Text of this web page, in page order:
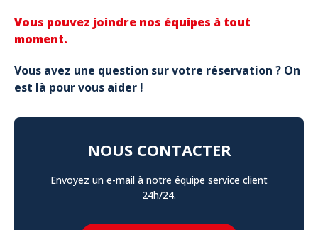
Vous pouvez joindre nos équipes à tout
moment.
Vous avez une question sur votre réservation ? On
est là pour vous aider !
NOUS CONTACTER
Envoyez un e-mail à notre équipe service client
24h/24.